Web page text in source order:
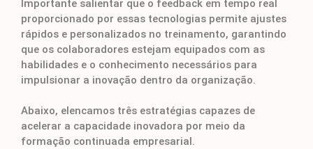
Importante salientar que o feedback em tempo real
proporcionado por essas tecnologias permite ajustes
rápidos e personalizados no treinamento, garantindo
que os colaboradores estejam equipados com as
habilidades e o conhecimento necessários para
impulsionar a inovação dentro da organização.
Abaixo, elencamos três estratégias capazes de
acelerar a capacidade inovadora por meio da
formação continuada empresarial.